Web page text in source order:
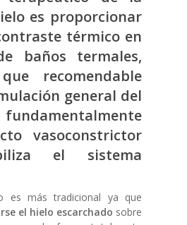
es proporcionar
térmico en
baños termales,
recomendable
general del
vasoconstrictor
el sistema
es más tradicional ya que
el hielo escarchado sobre